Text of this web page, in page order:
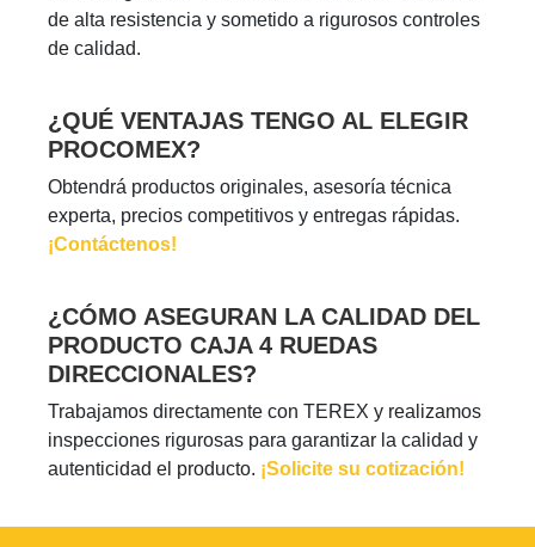
de alta resistencia y sometido a rigurosos controles
de calidad.
¿QUÉ VENTAJAS TENGO AL ELEGIR
PROCOMEX?
Obtendrá productos originales, asesoría técnica
experta, precios competitivos y entregas rápidas.
¡Contáctenos!
¿CÓMO ASEGURAN LA CALIDAD DEL
PRODUCTO CAJA 4 RUEDAS
DIRECCIONALES?
Trabajamos directamente con TEREX y realizamos
inspecciones rigurosas para garantizar la calidad y
autenticidad el producto. ¡Solicite su cotización!